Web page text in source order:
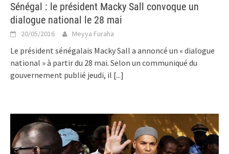
Sénégal : le président Macky Sall convoque un
dialogue national le 28 mai
20/05/2016 Meyya Furaha
Le président sénégalais Macky Sall a annoncé un « dialogue
national » à partir du 28 mai. Selon un communiqué du
gouvernement publié jeudi, il [...]